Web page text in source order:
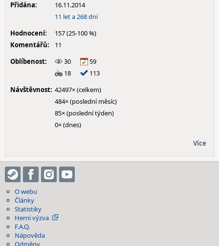
Přidána:
16.11.2014
11 let a 268 dní
Hodnocení:
157 (25-100 %)
Komentářů:
11
Oblíbenost:
30
59
18
113
Návštěvnost: 42497× (celkem)
484× (poslední měsíc)
85× (poslední týden)
0× (dnes)
Více
O webu
Články
Statistiky
Herní výzva
F.A.Q.
Nápověda
Odměny